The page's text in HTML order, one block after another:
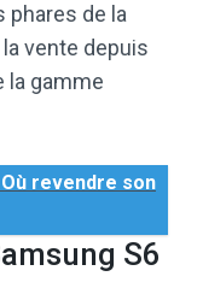
phares de la
vente depuis
la gamme
Où revendre son
S6